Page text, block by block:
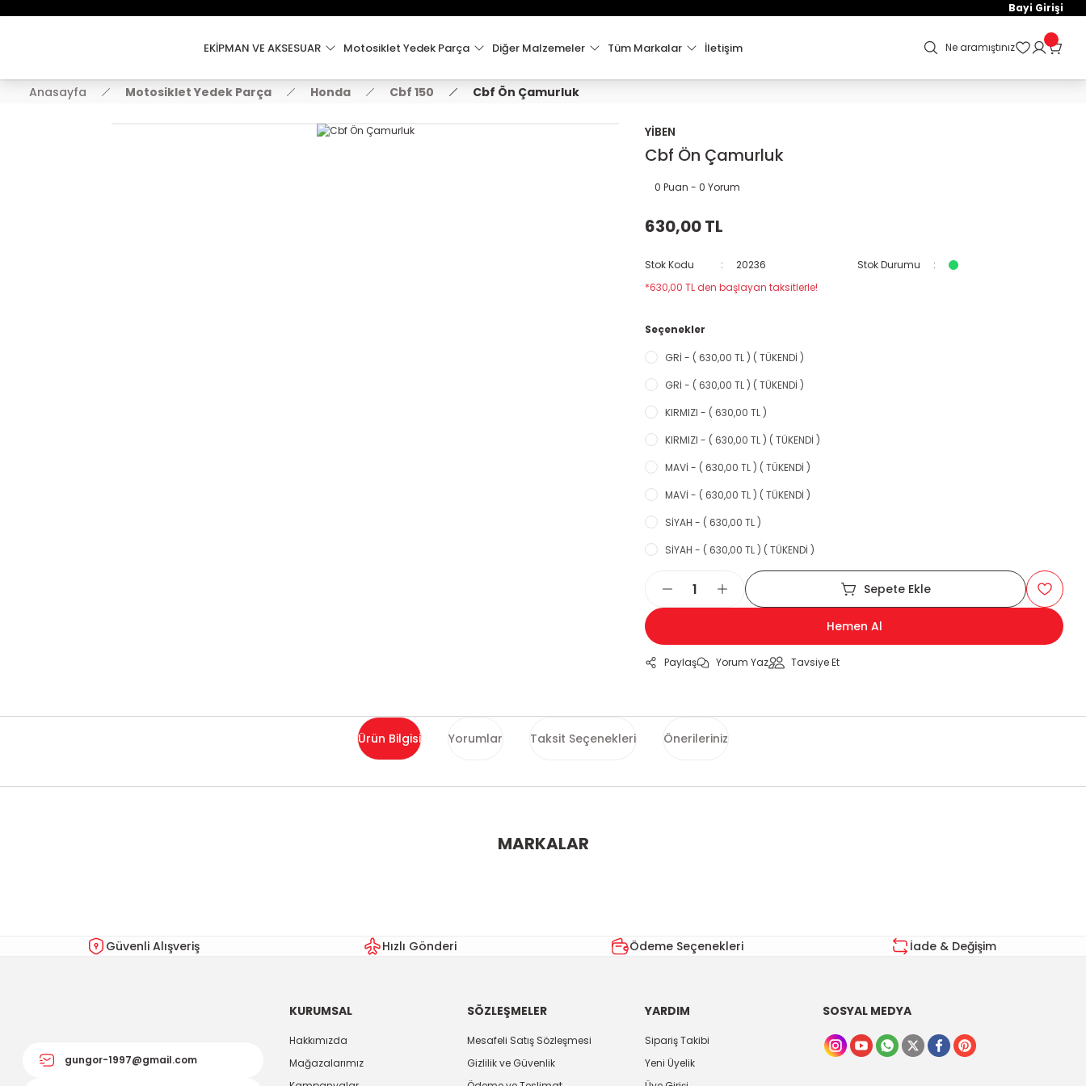
2000 TL VE ÜZERİ KARGO ÜCRETSİZ !
Bayi Girişi
EKİPMAN VE AKSESUAR Motosiklet Yedek Parça Diğer Malzemeler Tüm Markalar İletişim Ne aramıştınız
Anasayfa Motosiklet Yedek Parça Honda Cbf 150 Cbf Ön Çamurluk
YİBEN
Cbf Ön Çamurluk
0 Puan - 0 Yorum
630,00 TL
Stok Kodu 20236
Stok Durumu
*630,00 TL den başlayan taksitlerle!
Seçenekler
GRİ - ( 630,00 TL ) ( TÜKENDİ )
GRİ - ( 630,00 TL ) ( TÜKENDİ )
KIRMIZI - ( 630,00 TL )
KIRMIZI - ( 630,00 TL ) ( TÜKENDİ )
MAVİ - ( 630,00 TL ) ( TÜKENDİ )
MAVİ - ( 630,00 TL ) ( TÜKENDİ )
SİYAH - ( 630,00 TL )
SİYAH - ( 630,00 TL ) ( TÜKENDİ )
Sepete Ekle
Hemen Al
Paylaş Yorum Yaz Tavsiye Et
Ürün Bilgisi Yorumlar Taksit Seçenekleri Önerileriniz
Bu ürüne ilk yorumu siz yapın!
Ürün fiyatı diğer sitelerden daha pahalı.
MARKALAR
Güvenli Alışveriş Hızlı Gönderi Ödeme Seçenekleri İade & Değişim
gungor-1997@gmail.com
KURUMSAL
Hakkımızda
Mağazalarımız
SÖZLEŞMELER
Mesafeli Satış Sözleşmesi
Gizlilik ve Güvenlik
YARDIM
Sipariş Takibi
Yeni Üyelik
SOSYAL MEDYA